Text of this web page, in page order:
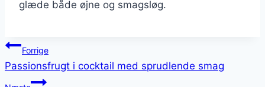
glæde både øjne og smagsløg.
Indlægsnavigation
Forrige
Passionsfrugt i cocktail med sprudlende smag